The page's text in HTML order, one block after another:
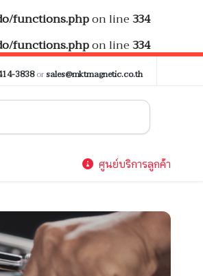
functions.phpon line 334
functions.phpon line 334
3838orsales@mktmagnetic.co.th
ศูนย์บริการลูกค้า